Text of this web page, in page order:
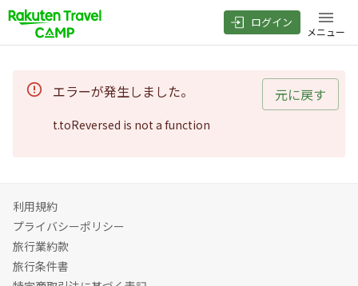
ログイン
メニュー
エラーが発生しました。
t.toReversed is not a function
元に戻す
利用規約
プライバシーポリシー
旅行業約款
旅行条件書